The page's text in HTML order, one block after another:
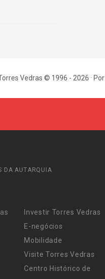
Vedras © 1996 - 2026 · Por
DA AUTARQUIA
Investir Torres Vedras
E-negócios
Mobilidade
Visite Torres Vedras
Centro Histórico de